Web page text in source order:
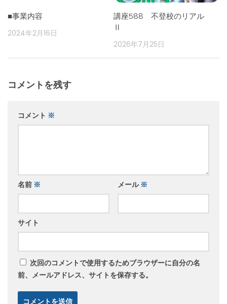
■事業内容
2024年2月16日
講座588 不登校のリアル
Ⅱ
2026年7月25日
コメントを残す
コメント ※
名前 ※ メール ※
サイト
次回のコメントで使用するためブラウザーに自分の名
前、メールアドレス、サイトを保存する。